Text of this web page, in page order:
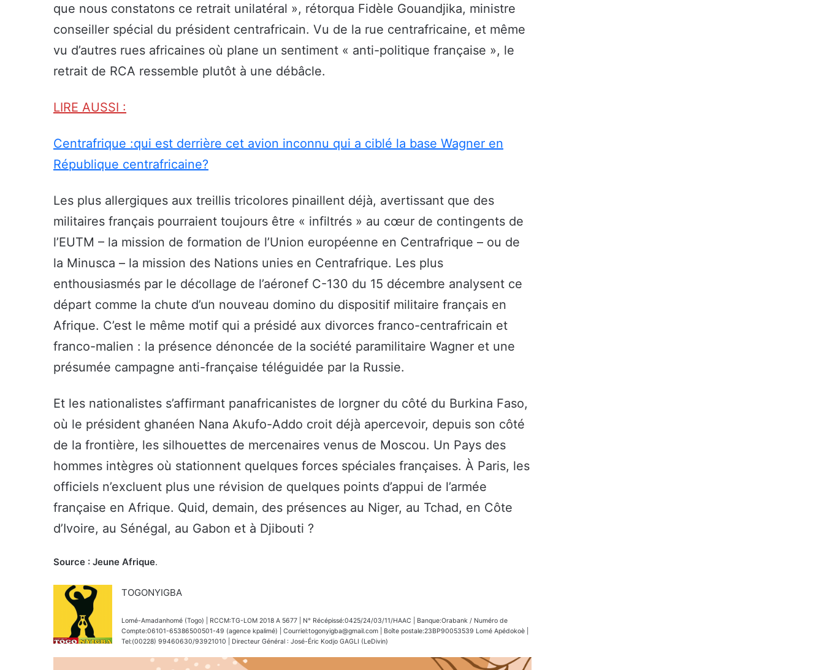
que nous constatons ce retrait unilatéral », rétorqua Fidèle Gouandjika, ministre
conseiller spécial du président centrafricain. Vu de la rue centrafricaine, et même
vu d’autres rues africaines où plane un sentiment « anti-politique française », le
retrait de RCA ressemble plutôt à une débâcle.
LIRE AUSSI :
Centrafrique :qui est derrière cet avion inconnu qui a ciblé la base Wagner en
République centrafricaine?
Les plus allergiques aux treillis tricolores pinaillent déjà, avertissant que des
militaires français pourraient toujours être « infiltrés » au cœur de contingents de
l’EUTM – la mission de formation de l’Union européenne en Centrafrique – ou de
la Minusca – la mission des Nations unies en Centrafrique. Les plus
enthousiasmés par le décollage de l’aéronef C-130 du 15 décembre analysent ce
départ comme la chute d’un nouveau domino du dispositif militaire français en
Afrique. C’est le même motif qui a présidé aux divorces franco-centrafricain et
franco-malien : la présence dénoncée de la société paramilitaire Wagner et une
présumée campagne anti-française téléguidée par la Russie.
Et les nationalistes s’affirmant panafricanistes de lorgner du côté du Burkina Faso,
où le président ghanéen Nana Akufo-Addo croit déjà apercevoir, depuis son côté
de la frontière, les silhouettes de mercenaires venus de Moscou. Un Pays des
hommes intègres où stationnent quelques forces spéciales françaises. À Paris, les
officiels n’excluent plus une révision de quelques points d’appui de l’armée
française en Afrique. Quid, demain, des présences au Niger, au Tchad, en Côte
d’Ivoire, au Sénégal, au Gabon et à Djibouti ?
Source : Jeune Afrique.
TOGONYIGBA
Lomé-Amadanhomé (Togo) | RCCM:TG-LOM 2018 A 5677 | N° Récépissé:0425/24/03/11/HAAC | Banque:Orabank / Numéro de
Compte:06101-65386500501-49 (agence kpalimé) | Courriel:togonyigba@gmail.com | Boîte postale:23BP90053539 Lomé Apédokoè |
Tel:(00228) 99460630/93921010 | Directeur Général : José-Éric Kodjo GAGLI (LeDivin)